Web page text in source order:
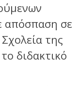
απόσπαση σε
της
διδακτικό